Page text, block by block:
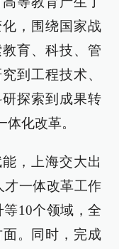
，围绕国家战
育、科技、管
到工程技术、
探索到成果转
化改革。
，上海交大出
才一体改革工作
10个领域，全
。同时，完成